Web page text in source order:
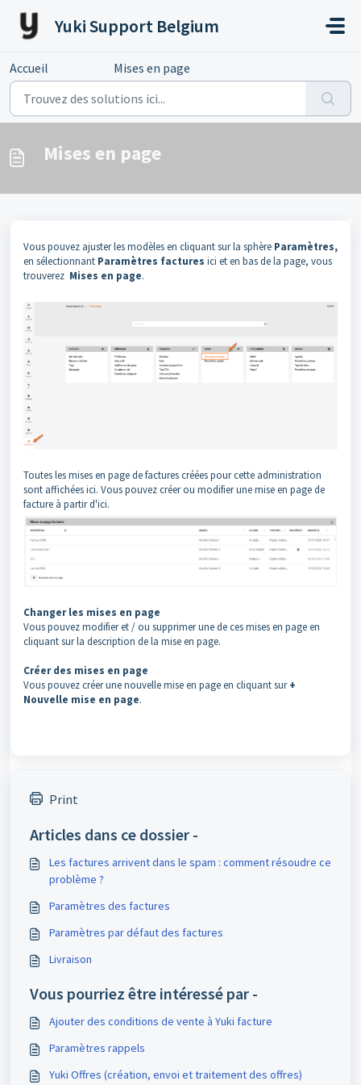
Yuki Support Belgium
Accueil Mises en page
Mises en page
Vous pouvez ajuster les modèles en cliquant sur la sphère Paramètres,
en sélectionnant Paramètres factures ici et en bas de la page, vous
trouverez Mises en page.
Toutes les mises en page de factures créées pour cette administration
sont affichées ici. Vous pouvez créer ou modifier une mise en page de
facture à partir d'ici.
Changer les mises en page
Vous pouvez modifier et / ou supprimer une de ces mises en page en
cliquant sur la description de la mise en page.
Créer des mises en page
Vous pouvez créer une nouvelle mise en page en cliquant sur+
Nouvelle mise en page.
Print
Articles dans ce dossier -
Les factures arrivent dans le spam : comment résoudre ce
problème ?
Paramètres des factures
Paramètres par défaut des factures
Livraison
Vous pourriez être intéressé par -
Ajouter des conditions de vente à Yuki facture
Paramètres rappels
Yuki Offres (création, envoi et traitement des offres)